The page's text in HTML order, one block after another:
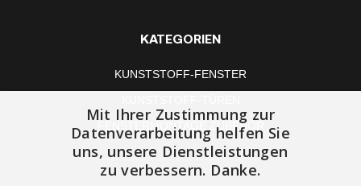
KATEGORIEN
KUNSTSTOFF-FENSTER
FENSTERMONTAGE ZUBEHÖR
Mit Ihrer Zustimmung zur
Datenverarbeitung helfen Sie
uns, unsere Dienstleistungen
zu verbessern. Danke.